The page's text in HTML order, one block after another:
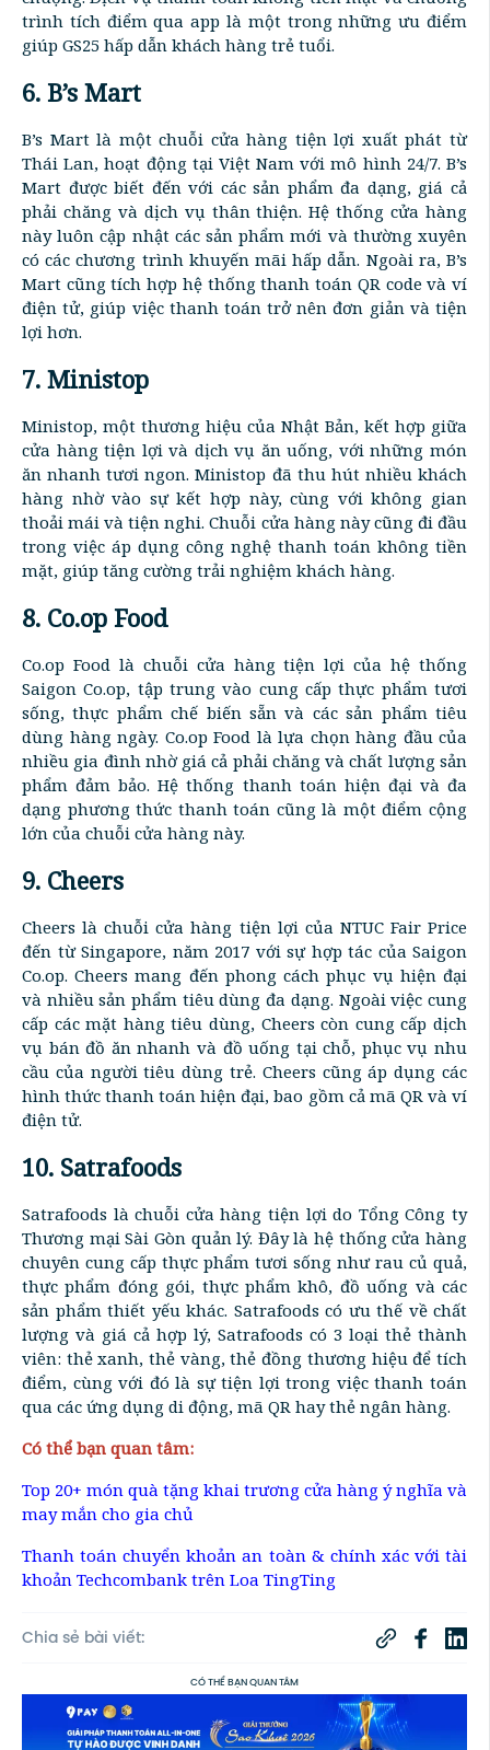
trình tích điểm qua app là một trong những ưu điểm
giúp GS25 hấp dẫn khách hàng trẻ tuổi.
6. B’s Mart
B’s Mart là một chuỗi cửa hàng tiện lợi xuất phát từ
Thái Lan, hoạt động tại Việt Nam với mô hình 24/7. B’s
Mart được biết đến với các sản phẩm đa dạng, giá cả
phải chăng và dịch vụ thân thiện. Hệ thống cửa hàng
này luôn cập nhật các sản phẩm mới và thường xuyên
có các chương trình khuyến mãi hấp dẫn. Ngoài ra, B’s
Mart cũng tích hợp hệ thống thanh toán QR code và ví
điện tử, giúp việc thanh toán trở nên đơn giản và tiện
lợi hơn.
7. Ministop
Ministop, một thương hiệu của Nhật Bản, kết hợp giữa
cửa hàng tiện lợi và dịch vụ ăn uống, với những món
ăn nhanh tươi ngon. Ministop đã thu hút nhiều khách
hàng nhờ vào sự kết hợp này, cùng với không gian
thoải mái và tiện nghi. Chuỗi cửa hàng này cũng đi đầu
trong việc áp dụng công nghệ thanh toán không tiền
mặt, giúp tăng cường trải nghiệm khách hàng.
8. Co.op Food
Co.op Food là chuỗi cửa hàng tiện lợi của hệ thống
Saigon Co.op, tập trung vào cung cấp thực phẩm tươi
sống, thực phẩm chế biến sẵn và các sản phẩm tiêu
dùng hàng ngày. Co.op Food là lựa chọn hàng đầu của
nhiều gia đình nhờ giá cả phải chăng và chất lượng sản
phẩm đảm bảo. Hệ thống thanh toán hiện đại và đa
dạng phương thức thanh toán cũng là một điểm cộng
lớn của chuỗi cửa hàng này.
9. Cheers
Cheers là chuỗi cửa hàng tiện lợi của NTUC Fair Price
đến từ Singapore, năm 2017 với sự hợp tác của Saigon
Co.op. Cheers mang đến phong cách phục vụ hiện đại
và nhiều sản phẩm tiêu dùng đa dạng. Ngoài việc cung
cấp các mặt hàng tiêu dùng, Cheers còn cung cấp dịch
vụ bán đồ ăn nhanh và đồ uống tại chỗ, phục vụ nhu
cầu của người tiêu dùng trẻ. Cheers cũng áp dụng các
hình thức thanh toán hiện đại, bao gồm cả mã QR và ví
điện tử.
10. Satrafoods
Satrafoods là chuỗi cửa hàng tiện lợi do Tổng Công ty
Thương mại Sài Gòn quản lý. Đây là hệ thống cửa hàng
chuyên cung cấp thực phẩm tươi sống như rau củ quả,
thực phẩm đóng gói, thực phẩm khô, đồ uống và các
sản phẩm thiết yếu khác. Satrafoods có ưu thế về chất
lượng và giá cả hợp lý, Satrafoods có 3 loại thẻ thành
viên: thẻ xanh, thẻ vàng, thẻ đồng thương hiệu để tích
điểm, cùng với đó là sự tiện lợi trong việc thanh toán
qua các ứng dụng di động, mã QR hay thẻ ngân hàng.
Có thể bạn quan tâm:
Top 20+ món quà tặng khai trương cửa hàng ý nghĩa và
may mắn cho gia chủ
Thanh toán chuyển khoản an toàn & chính xác với tài
khoản Techcombank trên Loa TingTing
Chia sẻ bài viết:
CÓ THỂ BẠN QUAN TÂM